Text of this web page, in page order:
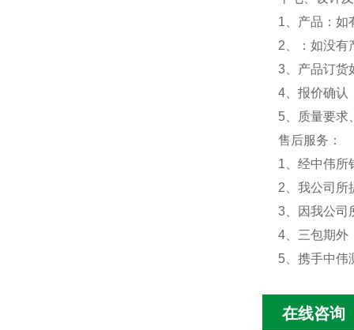
1、产品：如
2、：如没有
3、产品订货
4、报价确认
5、质量要求
售后服务：
1、经中伟所
2、我公司所
3、因我公司
4、三包期外
5、携手中伟
在线咨询